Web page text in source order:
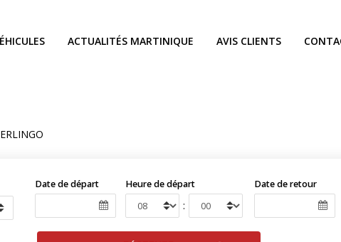
ACTUALITÉS MARTINIQUE AVIS CLIENTS
Date de départ Heure de départ
:
Date de retour